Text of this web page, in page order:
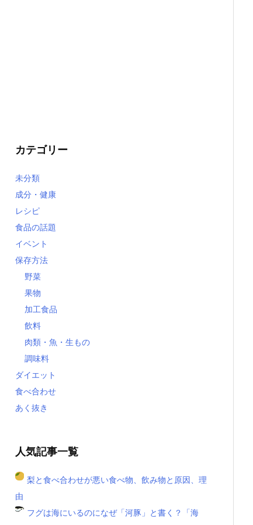
カテゴリー
未分類
成分・健康
レシピ
食品の話題
イベント
保存方法
野菜
果物
加工食品
飲料
肉類・魚・生もの
調味料
ダイエット
食べ合わせ
あく抜き
人気記事一覧
梨と食べ合わせが悪い食べ物、飲み物と原因、理
由
フグは海にいるのになぜ「河豚」と書く？「海